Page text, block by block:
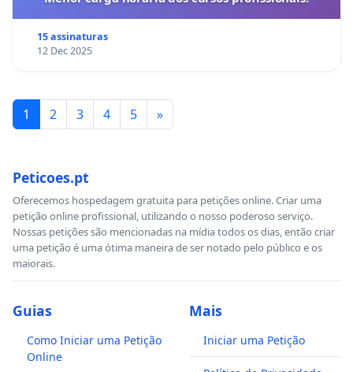
15 assinaturas
12 Dec 2025
1 2 3 4 5 »
Peticoes.pt
Oferecemos hospedagem gratuita para petições online. Criar uma
petição online profissional, utilizando o nosso poderoso serviço.
Nossas petições são mencionadas na mídia todos os dias, então criar
uma petição é uma ótima maneira de ser notado pelo público e os
maiorais.
Guias
Como Iniciar uma Petição
Online
Mais
Iniciar uma Petição